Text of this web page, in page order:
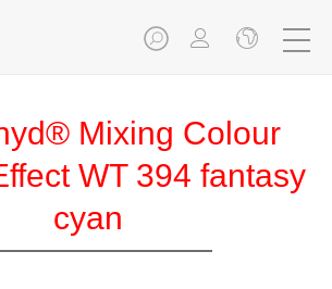
Mixing Colour
WT 394 fantasy
cyan